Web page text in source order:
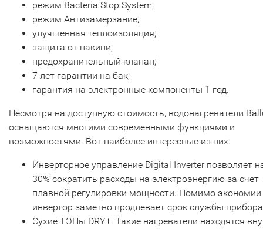
режим Bacteria Stop System;
режим Антизамерзание;
улучшенная теплоизоляция;
защита от накипи;
предохранительный клапан;
7 лет гарантии на бак;
гарантия на электронные компоненты 1 год.
Несмотря на доступную стоимость, водонагреватели
оснащаются многими современными функциями и
возможностями. Вот наиболее интересные из них:
Инверторное управление Digital Inverter позволяет
30% сократить расходы на электроэнергию за счет
плавной регулировки мощности. Помимо экономии
инвертор заметно продлевает срок службы
Сухие ТЭНы DRY+. Такие нагреватели находятся